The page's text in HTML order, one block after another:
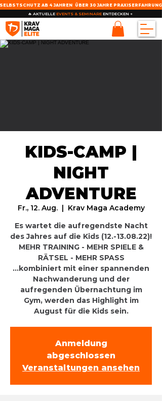
SELBSTSCHUTZ AB 4 JAHREN ÜBER 30 JAHRE PRAXISERFAHRUNG
🔥 AKTUELLE EVENTS & SEMINARE ENTDECKEN →
KIDS-CAMP |
NIGHT
ADVENTURE
Fr., 12. Aug.
  |
Krav Maga Academy
Es wartet die aufregendste Nacht
des Jahres auf die Kids (12.-13.08.22)!
MEHR TRAINING - MEHR SPIELE &
RÄTSEL - MEHR SPASS
...kombiniert mit einer spannenden
Nachwanderung und der
aufregenden Übernachtung im
Gym, werden das Highlight im
August für die Kids sein.
Anmeldung
abgeschlossen
Veranstaltungen ansehen